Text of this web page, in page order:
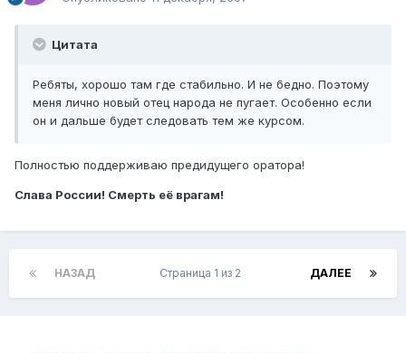
Цитата
Ребяты, хорошо там где стабильно. И не бедно. Поэтому
меня лично новый отец народа не пугает. Особенно если
он и дальше будет следовать тем же курсом.
Полностью поддерживаю предидущего оратора!
Слава России! Смерть её врагам!
НАЗАД ДАЛЕЕ
Страница 1 из 2